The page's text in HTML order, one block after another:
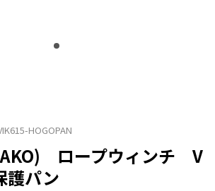
HOGOPAN
ロープウィンチ V
パン